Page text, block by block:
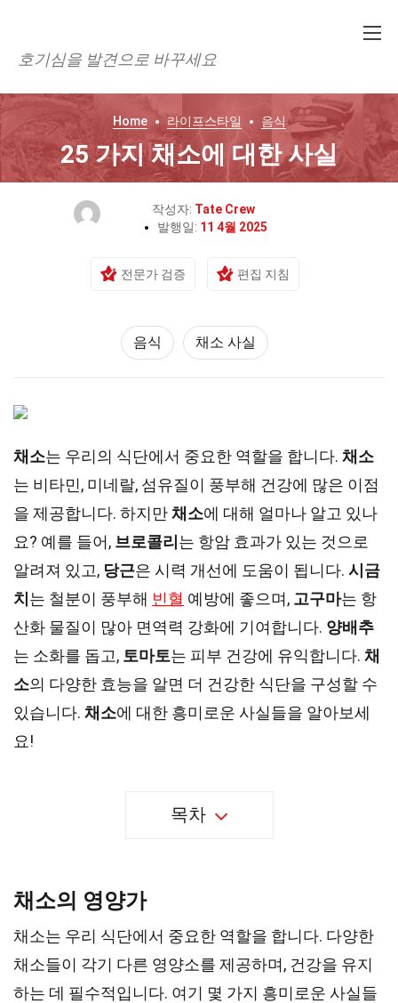
호기심을 발견으로 바꾸세요
Home 라이프스타일 음식
25 가지 채소에 대한 사실
작성자: Tate Crew
발행일: 11 4월 2025
전문가 검증 편집 지침
음식 채소 사실
채소는 우리의 식단에서 중요한 역할을 합니다. 채소
는 비타민, 미네랄, 섬유질이 풍부해 건강에 많은 이점
을 제공합니다. 하지만채소에 대해 얼마나 알고 있나
요? 예를 들어, 브로콜리 는 항암 효과가 있는 것으로
알려져 있고, 당근은 시력 개선에 도움이 됩니다. 시금
치 는 철분이 풍부해 빈혈 예방에 좋으며, 고구마는 항
산화 물질이 많아 면역력 강화에 기여합니다. 양배추
는 소화를 돕고, 토마토는 피부 건강에 유익합니다. 채
소의 다양한 효능을 알면 더 건강한 식단을 구성할 수
있습니다. 채소에 대한 흥미로운 사실들을 알아보세
요!
목차
채소의 영양가
채소는 우리 식단에서 중요한 역할을 합니다. 다양한
채소들이 각기 다른 영양소를 제공하며, 건강을 유지
하는 데 필수적입니다. 여기 몇 가지 흥미로운 사실들